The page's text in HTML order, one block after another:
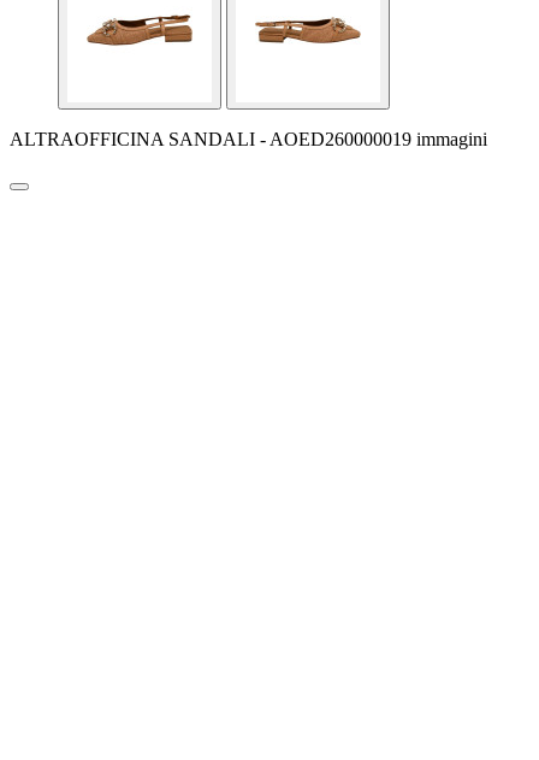
ALTRAOFFICINA SANDALI - AOED260000019 immagini